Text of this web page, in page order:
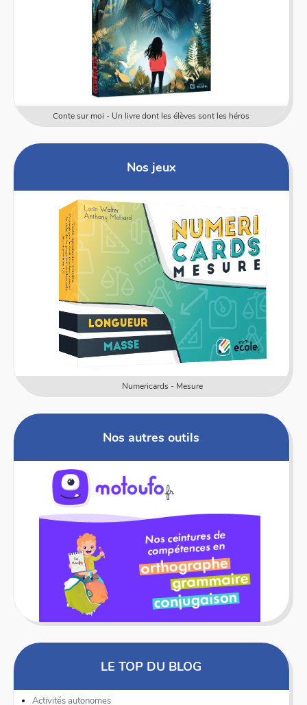
Conte sur moi - Un livre dont les élèves sont les héros
Nos jeux
Numericards - Mesure
Nos autres outils
LE TOP DU BLOG
Activités autonomes